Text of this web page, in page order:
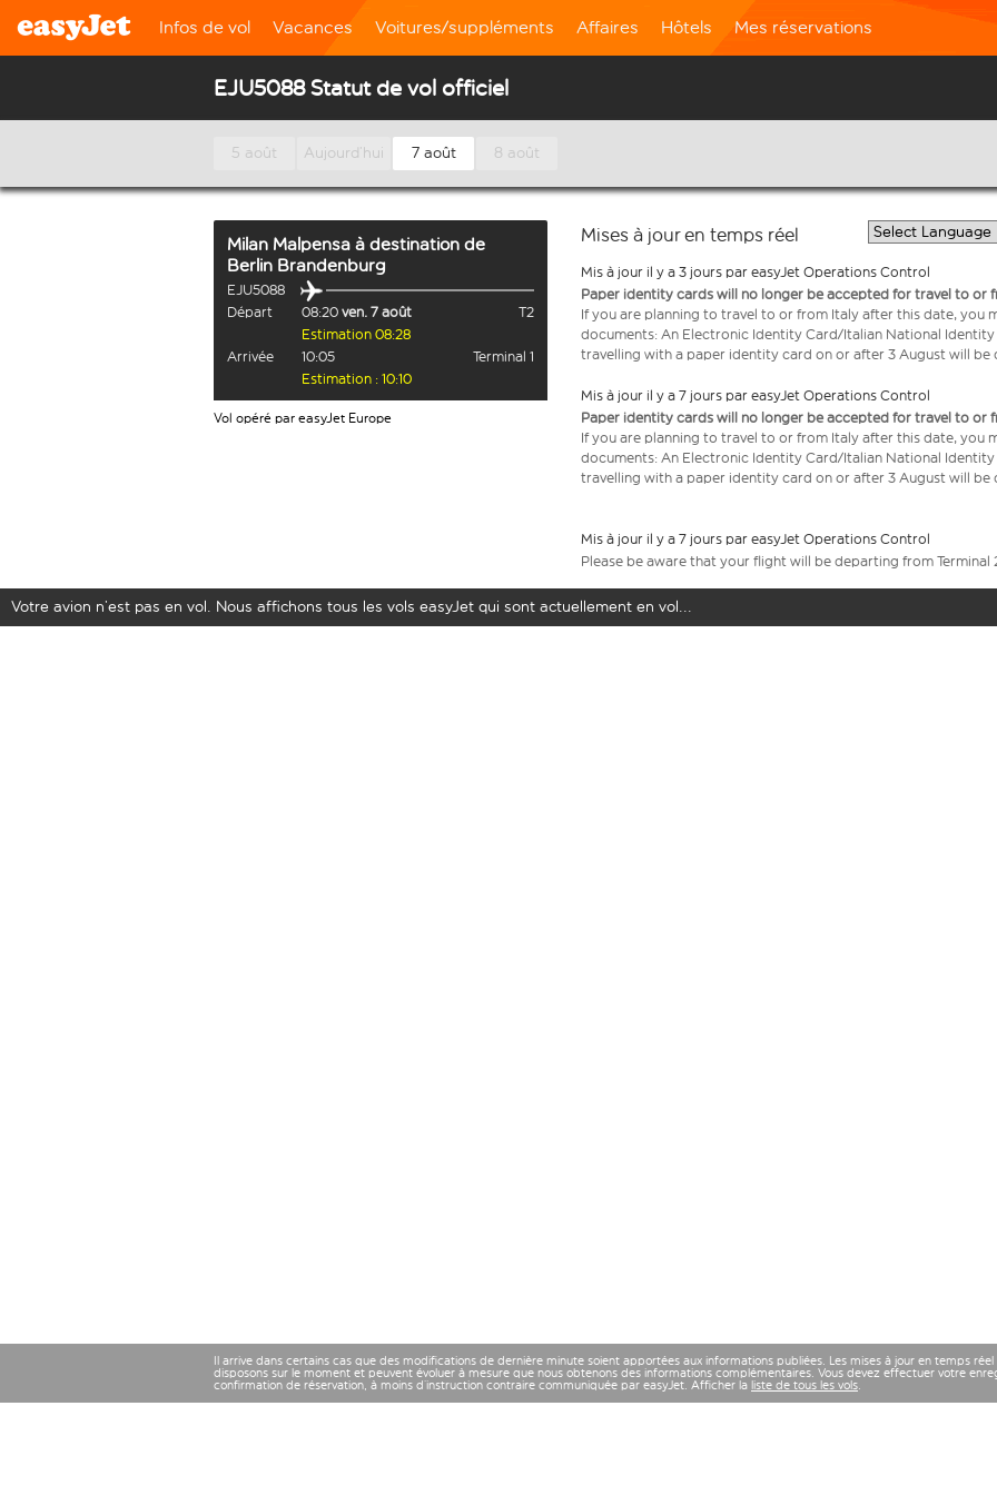
Infos de vol Vacances Voitures/suppléments Affaires Hôtels Mes réservations
EJU5088 Statut de vol officiel
5 août Aujourd’hui 7 août 8 août
Milan Malpensa à destination de
Berlin Brandenburg
EJU5088
Départ
08:20 ven. 7 août
T2
Estimation 08:28
Arrivée
10:05
Terminal 1
Estimation : 10:10
Vol opéré par easyJet Europe
Mises à jour en temps réel
Mis à jour il y a 3 jours par easyJet Operations Control
Paper identity cards will no longer be accepted for travel to or
If you are planning to travel to or from Italy after this date, you
documents: An Electronic Identity Card/Italian National
travelling with a paper identity card on or after 3 August will be
Mis à jour il y a 7 jours par easyJet Operations Control
Paper identity cards will no longer be accepted for travel to or
If you are planning to travel to or from Italy after this date, you
documents: An Electronic Identity Card/Italian National
travelling with a paper identity card on or after 3 August will be
Mis à jour il y a 7 jours par easyJet Operations Control
Please be aware that your flight will be departing from Terminal
Votre avion n’est pas en vol. Nous affichons tous les vols easyJet qui sont actuellement en vol...
Il arrive dans certains cas que des modifications de dernière minute soient apportées aux informations publiées. Les mises à jour en temps
disposons sur le moment et peuvent évoluer à mesure que nous obtenons des informations complémentaires. Vous devez effectuer votre
confirmation de réservation, à moins d’instruction contraire communiquée par easyJet. Afficher la liste de tous les vols.